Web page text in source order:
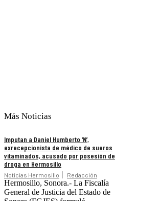
Más Noticias
Imputan a Daniel Humberto ‘N’,
exrecepcionista de médico de sueros
vitaminados, acusado por posesión de
droga en Hermosillo
Noticias Hermosillo Redacción
Hermosillo, Sonora.- La Fiscalía
General de Justicia del Estado de